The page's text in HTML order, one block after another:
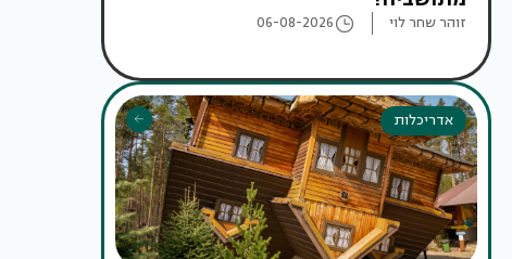
זוהר שחר לוי 06-08-2026
אדריכלות